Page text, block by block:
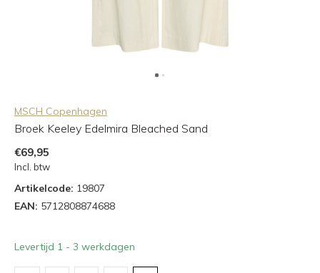
MSCH Copenhagen
Broek Keeley Edelmira Bleached Sand
€69,95
Incl. btw
Artikelcode: 19807
EAN: 5712808874688
Levertijd 1 - 3 werkdagen